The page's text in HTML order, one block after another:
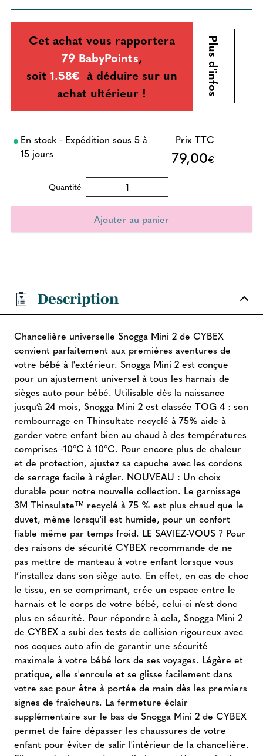
Cet achat vous rapportera
79 BabyPoints,
soit 1.58€ à déduire sur un
achat ultérieur !
Plus d'infos
En stock - Expédition sous 5 à
15 jours
Prix TTC
79,00€
Quantité
Description
Chancelière universelle Snogga Mini 2 de CYBEX
convient parfaitement aux premières aventures de
votre bébé à l'extérieur. Snogga Mini 2 est conçue
pour un ajustement universel à tous les harnais de
sièges auto pour bébé. Utilisable dès la naissance
jusqu’à 24 mois, Snogga Mini 2 est classée TOG 4 : son
rembourrage en Thinsultate recyclé à 75% aide à
garder votre enfant bien au chaud à des températures
comprises -10°C à 10°C. Pour encore plus de chaleur
et de protection, ajustez sa capuche avec les cordons
de serrage facile à régler. NOUVEAU : Un choix
durable pour notre nouvelle collection. Le garnissage
3M Thinsulate™ recyclé à 75 % est plus chaud que le
duvet, même lorsqu'il est humide, pour un confort
fiable même par temps froid. LE SAVIEZ-VOUS ? Pour
des raisons de sécurité CYBEX recommande de ne
pas mettre de manteau à votre enfant lorsque vous
l’installez dans son siège auto. En effet, en cas de choc
le tissu, en se comprimant, crée un espace entre le
harnais et le corps de votre bébé, celui-ci n’est donc
plus en sécurité. Pour répondre à cela, Snogga Mini 2
de CYBEX a subi des tests de collision rigoureux avec
nos coques auto afin de garantir une sécurité
maximale à votre bébé lors de ses voyages. Légère et
pratique, elle s'enroule et se glisse facilement dans
votre sac pour être à portée de main dès les premiers
signes de fraîcheurs. La fermeture éclair
supplémentaire sur le bas de Snogga Mini 2 de CYBEX
permet de faire dépasser les chaussures de votre
enfant pour éviter de salir l'intérieur de la chancelière.